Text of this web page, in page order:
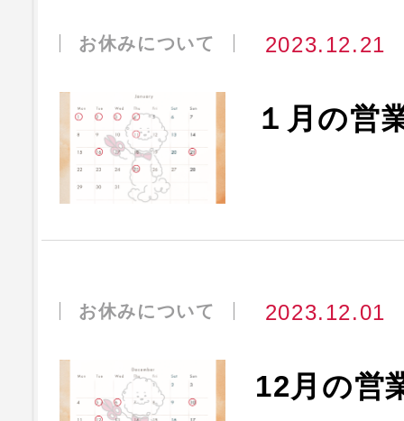
お休みについて 2023.12.21
１月の営
お休みについて 2023.12.01
12月の営